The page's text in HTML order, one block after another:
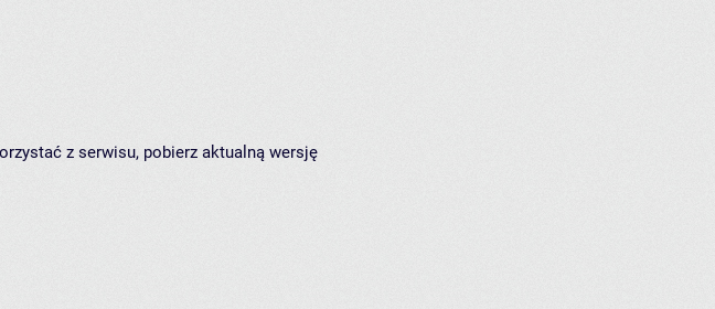
z serwisu, pobierz aktualną wersję